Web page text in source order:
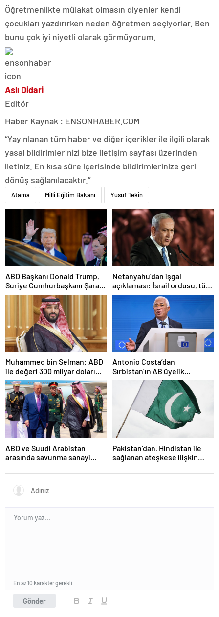
Öğretmenlikte mülakat olmasın diyenler kendi
çocukları yazdırırken neden öğretmen seçiyorlar. Ben
bunu çok iyi niyetli olarak görmüyorum.
Aslı Didari
Editör
Haber Kaynak : ENSONHABER.COM
“Yayınlanan tüm haber ve diğer içerikler ile ilgili olarak
yasal bildirimlerinizi bize iletişim sayfası üzerinden
iletiniz. En kısa süre içerisinde bildirimlerinize geri
dönüş sağlanılacaktır.”
Atama Milli Eğitim Bakanı Yusuf Tekin
ABD Başkanı Donald Trump,
Suriye Cumhurbaşkanı Şara
ile görüşecek
Netanyahu’dan işgal
açıklaması: İsrail ordusu, tüm
gücüyle Gazze’ye girecek
Muhammed bin Selman: ABD
ile değeri 300 milyar doları
aşan anlaşmalar imzaladık
Antonio Costa’dan
Sırbistan’ın AB üyelik
sürecine ilişkin açıklama
ABD ve Suudi Arabistan
arasında savunma sanayi
Pakistan’dan, Hindistan ile
sağlanan ateşkese ilişkin
Gönder
En az 10 karakter gerekli